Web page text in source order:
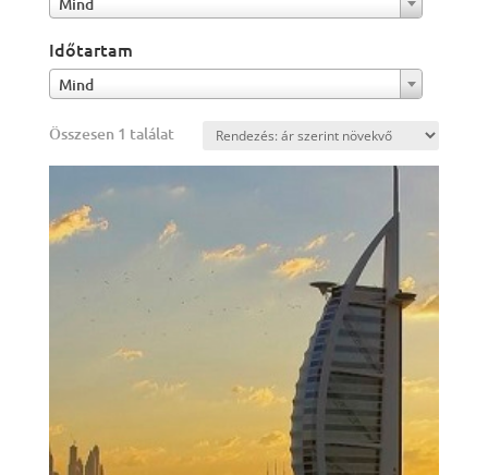
Időtartam
Mind
Összesen 1 találat